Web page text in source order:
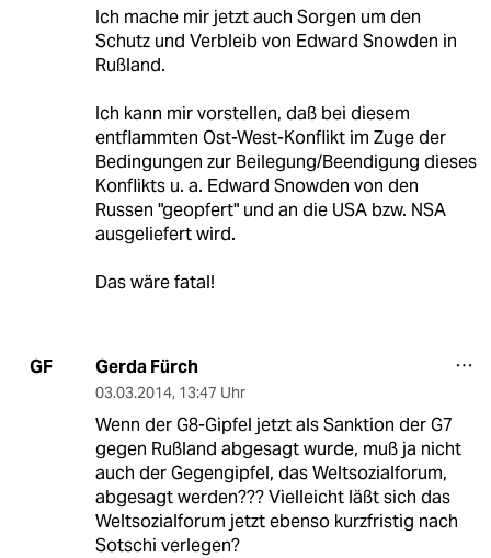
Ich mache mir jetzt auch Sorgen um den
Schutz und Verbleib von Edward Snowden in
Rußland.
Ich kann mir vorstellen, daß bei diesem
entflammten Ost-West-Konflikt im Zuge der
Bedingungen zur Beilegung/Beendigung dieses
Konflikts u. a. Edward Snowden von den
Russen "geopfert" und an die USA bzw. NSA
ausgeliefert wird.
Das wäre fatal!
GF Gerda Fürch
03.03.2014, 13:47 Uhr
Wenn der G8-Gipfel jetzt als Sanktion der G7
gegen Rußland abgesagt wurde, muß ja nicht
auch der Gegengipfel, das Weltsozialforum,
abgesagt werden??? Vielleicht läßt sich das
Weltsozialforum jetzt ebenso kurzfristig nach
Sotschi verlegen?